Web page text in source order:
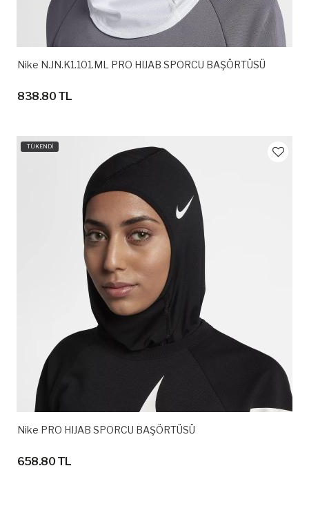
Nike N.JN.K1.101.ML PRO HIJAB SPORCU BAŞÖRTÜSÜ
838.80 TL
TÜKENDİ
Nike PRO HIJAB SPORCU BAŞÖRTÜSÜ
658.80 TL